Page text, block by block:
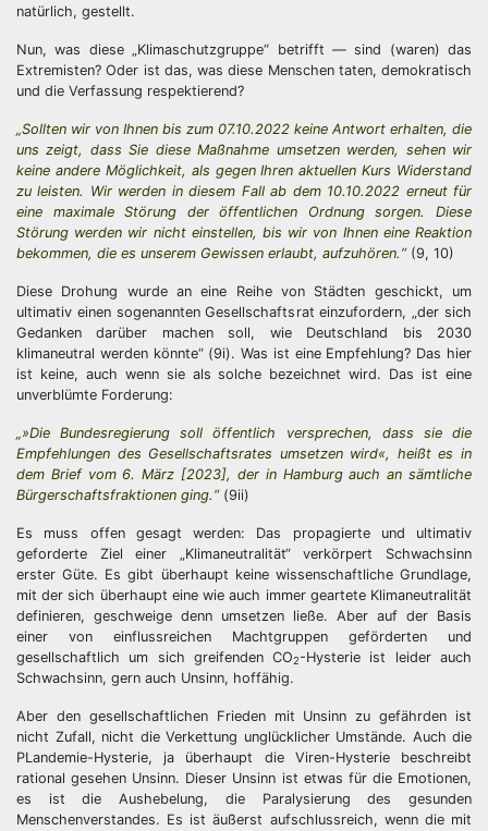
natürlich, gestellt.
Nun, was diese „Klimaschutzgruppe“ betrifft — sind (waren) das
Extremisten? Oder ist das, was diese Menschen taten, demokratisch
und die Verfassung respektierend?
„Sollten wir von Ihnen bis zum 07.10.2022 keine Antwort erhalten, die
uns zeigt, dass Sie diese Maßnahme umsetzen werden, sehen wir
keine andere Möglichkeit, als gegen Ihren aktuellen Kurs Widerstand
zu leisten. Wir werden in diesem Fall ab dem 10.10.2022 erneut für
eine maximale Störung der öffentlichen Ordnung sorgen. Diese
Störung werden wir nicht einstellen, bis wir von Ihnen eine Reaktion
bekommen, die es unserem Gewissen erlaubt, aufzuhören.“(9, 10)
Diese Drohung wurde an eine Reihe von Städten geschickt, um
ultimativ einen sogenannten Gesellschaftsrat einzufordern, „der sich
Gedanken darüber machen soll, wie Deutschland bis 2030
klimaneutral werden könnte“ (9i). Was ist eine Empfehlung? Das hier
ist keine, auch wenn sie als solche bezeichnet wird. Das ist eine
unverblümte Forderung:
„»Die Bundesregierung soll öffentlich versprechen, dass sie die
Empfehlungen des Gesellschaftsrates umsetzen wird«, heißt es in
dem Brief vom 6. März [2023], der in Hamburg auch an sämtliche
Bürgerschaftsfraktionen ging.“(9ii)
Es muss offen gesagt werden: Das propagierte und ultimativ
geforderte Ziel einer „Klimaneutralität“ verkörpert Schwachsinn
erster Güte. Es gibt überhaupt keine wissenschaftliche Grundlage,
mit der sich überhaupt eine wie auch immer geartete Klimaneutralität
definieren, geschweige denn umsetzen ließe. Aber auf der Basis
einer von einflussreichen Machtgruppen geförderten und
gesellschaftlich um sich greifenden CO2-Hysterie ist leider auch
Schwachsinn, gern auch Unsinn, hoffähig.
Aber den gesellschaftlichen Frieden mit Unsinn zu gefährden ist
nicht Zufall, nicht die Verkettung unglücklicher Umstände. Auch die
PLandemie-Hysterie, ja überhaupt die Viren-Hysterie beschreibt
rational gesehen Unsinn. Dieser Unsinn ist etwas für die Emotionen,
es ist die Aushebelung, die Paralysierung des gesunden
Menschenverstandes. Es ist äußerst aufschlussreich, wenn die mit